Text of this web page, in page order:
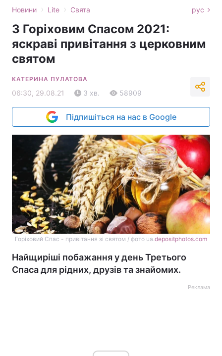
Новини › Lite › Свята рус
З Горіховим Спасом 2021:
яскраві привітання з церковним
святом
КАТЕРИНА ПУЛАТОВА
06:30, 29.08.21 3 хв. 58909
Підпишіться на нас в Google
Горіховий Спас - привітання зі святом / фото ua.depositphotos.com
Найщиріші побажання у день Третього
Спаса для рідних, друзів та знайомих.
Реклама